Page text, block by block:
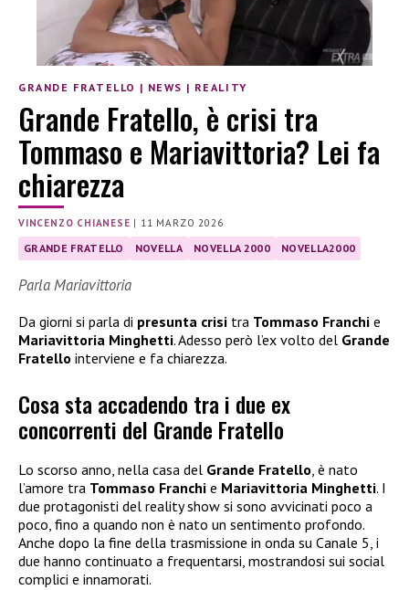
GRANDE FRATELLO | NEWS | REALITY
Grande Fratello, è crisi tra
Tommaso e Mariavittoria? Lei fa
chiarezza
VINCENZO CHIANESE | 11 MARZO 2026
GRANDE FRATELLO NOVELLA NOVELLA 2000 NOVELLA2000
Parla Mariavittoria
Da giorni si parla di presunta crisi tra Tommaso Franchi e
Mariavittoria Minghetti. Adesso però l’ex volto del Grande
Fratello interviene e fa chiarezza.
Cosa sta accadendo tra i due ex
concorrenti del Grande Fratello
Lo scorso anno, nella casa del Grande Fratello, è nato
l’amore tra Tommaso Franchi e Mariavittoria Minghetti. I
due protagonisti del reality show si sono avvicinati poco a
poco, fino a quando non è nato un sentimento profondo.
Anche dopo la fine della trasmissione in onda su Canale 5, i
due hanno continuato a frequentarsi, mostrandosi sui social
complici e innamorati.